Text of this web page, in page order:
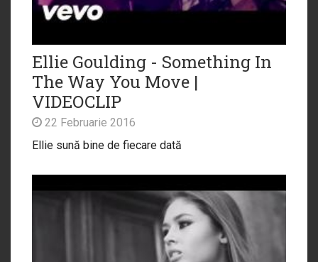
Ellie Goulding - Something In
The Way You Move |
VIDEOCLIP
22 Februarie 2016
Ellie sună bine de fiecare dată